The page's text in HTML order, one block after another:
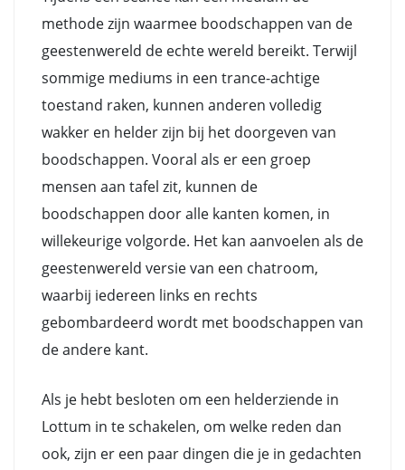
methode zijn waarmee boodschappen van de
geestenwereld de echte wereld bereikt. Terwijl
sommige mediums in een trance-achtige
toestand raken, kunnen anderen volledig
wakker en helder zijn bij het doorgeven van
boodschappen. Vooral als er een groep
mensen aan tafel zit, kunnen de
boodschappen door alle kanten komen, in
willekeurige volgorde. Het kan aanvoelen als de
geestenwereld versie van een chatroom,
waarbij iedereen links en rechts
gebombardeerd wordt met boodschappen van
de andere kant.
Als je hebt besloten om een helderziende in
Lottum in te schakelen, om welke reden dan
ook, zijn er een paar dingen die je in gedachten